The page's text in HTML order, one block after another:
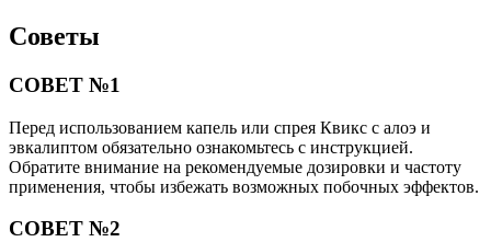
Советы
СОВЕТ №1
Перед использованием капель или спрея Квикс с алоэ и
эвкалиптом обязательно ознакомьтесь с инструкцией.
Обратите внимание на рекомендуемые дозировки и частоту
применения, чтобы избежать возможных побочных эффектов.
СОВЕТ №2